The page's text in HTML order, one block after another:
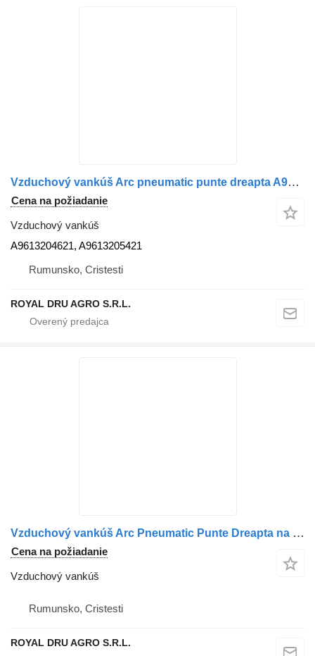
Vzduchový vankúš Arc pneumatic punte dreapta A9613204621 na nákladného auta Mercedes-Benz A9613204621 / A9613205421 / 9613204621 / 9613205421
Cena na požiadanie
Vzduchový vankúš
A9613204621, A9613205421
Rumunsko, Cristesti
ROYAL DRU AGRO S.R.L.
Vzduchový vankúš Arc Pneumatic Punte Dreapta na nákladného auta Mercedes-Benz A9423200235 / A9423206921 / A9423200557 / A9423202321 / A9423201321
Cena na požiadanie
Vzduchový vankúš
Rumunsko, Cristesti
ROYAL DRU AGRO S.R.L.